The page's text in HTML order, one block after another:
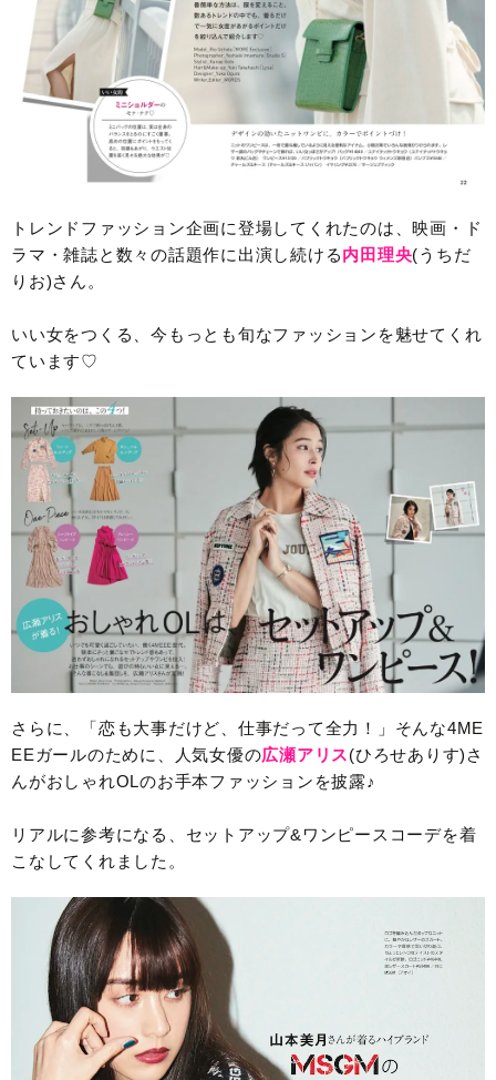
トレンドファッション企画に登場してくれたのは、映画・ド
ラマ・雑誌と数々の話題作に出演し続ける内田理央(うちだ
りお)さん。
いい女をつくる、今もっとも旬なファッションを魅せてくれ
ています♡
さらに、「恋も大事だけど、仕事だって全力！」そんな4ME
EEガールのために、人気女優の広瀬アリス(ひろせありす)さ
んがおしゃれOLのお手本ファッションを披露♪
リアルに参考になる、セットアップ&ワンピースコーデを着
こなしてくれました。